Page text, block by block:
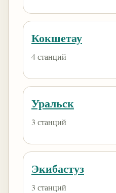
Кокшетау
4 станций
Уральск
3 станций
Экибастуз
3 станций